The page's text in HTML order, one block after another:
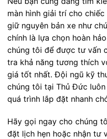
màn hình giải trí cho
giữ nguyên bản xe như
chính là lựa chọn hoàn
chúng tôi để được tư vấn
tra khả năng tương thích
giá tốt nhất. Đội ngũ kỹ
chúng tôi tại Thủ Đức
quá trình lắp đặt nhanh
Hãy gọi ngay cho chúng
đặt lịch hẹn hoặc nhận tư